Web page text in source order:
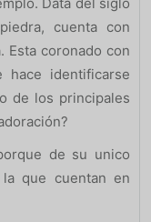
cuenta con
Esta coronado con
identificarse
de los principales
de su unico
que cuentan en